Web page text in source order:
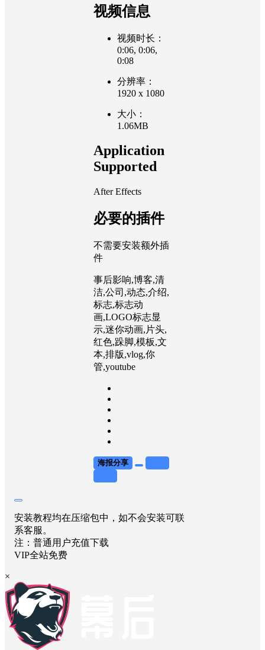
视频信息
视频时长：
0:06, 0:06,
0:08
分辨率：
1920 x 1080
大小：
1.06MB
Application
Supported
After Effects
必要的插件
不需要安装额外插
件
事后影响,博客,清
洁,公司,动态,介绍,
标志,标志动
画,LOGO标志显
示,迷你动画,片头,
红色,跺脚,模板,文
本,排版,vlog,你
管,youtube
海报分享
安装教程均在压缩包中，如不会安装可联
系客服。
注：普通用户充值下载
VIP全站免费
×